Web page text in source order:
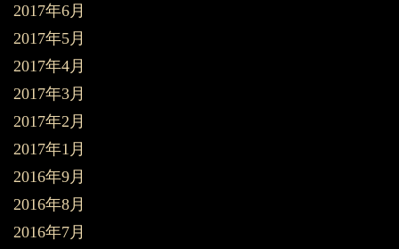
2017年6月
2017年5月
2017年4月
2017年3月
2017年2月
2017年1月
2016年9月
2016年8月
2016年7月